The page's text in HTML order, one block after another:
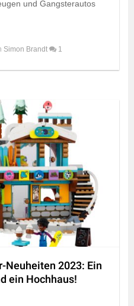
und Gangsterautos
Simon Brandt 1
Neuheiten 2023: Ein
ein Hochhaus!